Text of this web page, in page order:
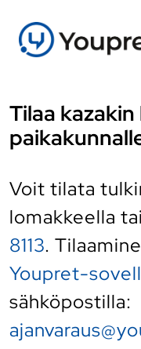
Tilaa
Voit tilata
lomakkeella
8113.
Youpret-
sähköpostilla: